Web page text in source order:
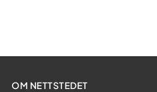
OM NETTSTEDET